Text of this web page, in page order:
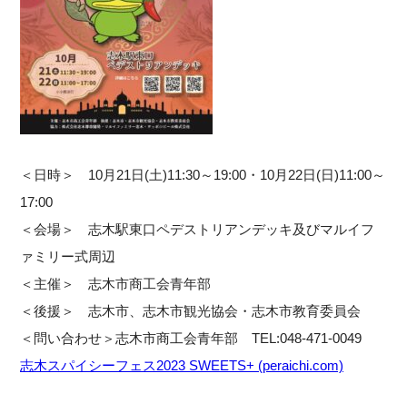
＜日時＞ 10月21日(土)11:30～19:00・10月22日(日)11:00～
17:00
＜会場＞ 志木駅東口ペデストリアンデッキ及びマルイフ
ァミリー式周辺
＜主催＞ 志木市商工会青年部
＜後援＞ 志木市、志木市観光協会・志木市教育委員会
＜問い合わせ＞志木市商工会青年部 TEL:048-471-0049
志木スパイシーフェス2023 SWEETS+ (peraichi.com)